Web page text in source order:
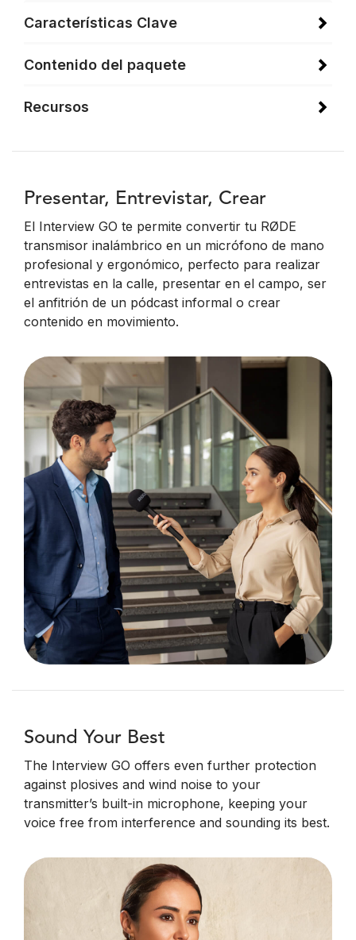
Características Clave
Contenido del paquete
Recursos
Presentar, Entrevistar, Crear
El Interview GO te permite convertir tu RØDE
transmisor inalámbrico en un micrófono de mano
profesional y ergonómico, perfecto para realizar
entrevistas en la calle, presentar en el campo, ser
el anfitrión de un pódcast informal o crear
contenido en movimiento.
Sound Your Best
The Interview GO offers even further protection
against plosives and wind noise to your
transmitter’s built-in microphone, keeping your
voice free from interference and sounding its best.